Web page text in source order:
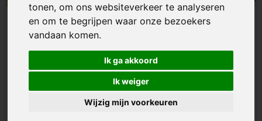
tonen, om ons websiteverkeer te analyseren
en om te begrijpen waar onze bezoekers
vandaan komen.
Ik ga akkoord
Ik weiger
Wijzig mijn voorkeuren